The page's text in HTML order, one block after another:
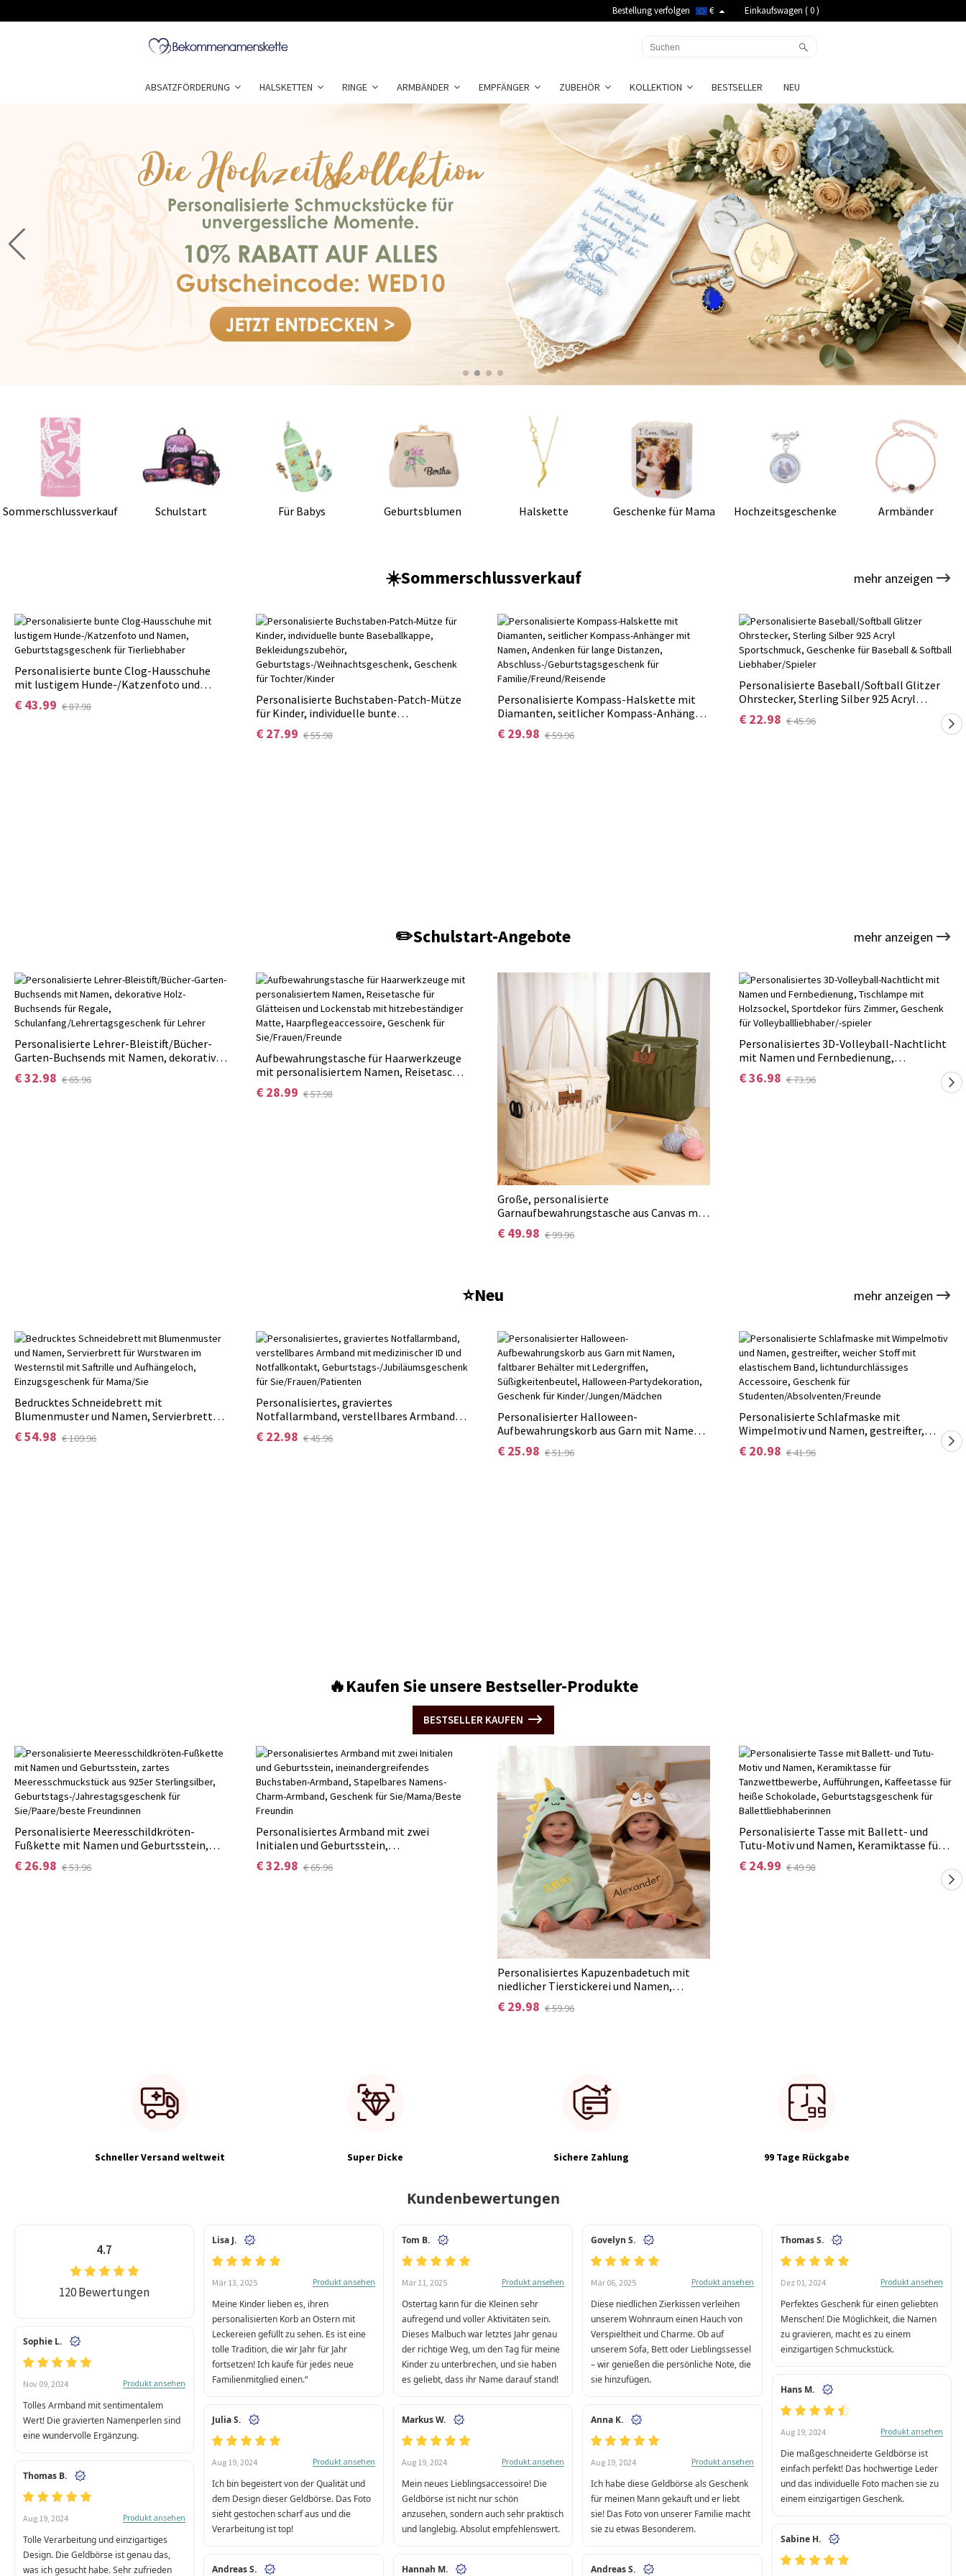
Bestellung verfolgen € Einkaufswagen (0)
ABSATZFÖRDERUNG HALSKETTEN RINGE ARMBÄNDER EMPFÄNGER ZUBEHÖR KOLLEKTION BESTSELLER NEU
Sommerschlussverkauf Schulstart Für Babys Geburtsblumen Halskette Geschenke für Mama Hochzeitsgeschenke Armbänder
☀️Sommerschlussverkauf mehr anzeigen
Personalisierte bunte Clog-Hausschuhe
mit lustigem Hunde-/Katzenfoto und
Namen, Geburtstagsgeschenk für
Tierliebhaber
€ 43.99 € 87.98
Personalisierte Buchstaben-Patch-Mütze
für Kinder, individuelle bunte
Baseballkappe, Bekleidungszubehör,
Geburtstags-/Weihnachtsgeschenk,
€ 27.99 € 55.98
Personalisierte Kompass-Halskette mit
Diamanten, seitlicher Kompass-Anhänger
mit Namen, Andenken für lange Distanzen,
Abschluss-/Geburtstagsgeschenk für
€ 29.98 € 59.96
Personalisierte Baseball/Softball Glitzer
Ohrstecker, Sterling Silber 925 Acryl
Sportschmuck, Geschenke für Baseball &
Softball Liebhaber/Spieler
€ 22.98 € 45.96
✏️Schulstart-Angebote mehr anzeigen
Personalisierte Lehrer-Bleistift/Bücher-
Garten-Buchsends mit Namen, dekorative
Holz-Buchsends für Regale,
Schulanfang/Lehrertagsgeschenk für
€ 32.98 € 65.96
Aufbewahrungstasche für Haarwerkzeuge
mit personalisiertem Namen, Reisetasche
für Glätteisen und Lockenstab mit
hitzebeständiger Matte,
€ 28.99 € 57.98
Große, personalisierte
Garnaufbewahrungstasche aus Canvas mit
Monogramm, Nadelfächern und Tragegriff
– ideales Geburtstagsgeschenk für
€ 49.98 € 99.96
Personalisiertes 3D-Volleyball-Nachtlicht
mit Namen und Fernbedienung,
Tischlampe mit Holzsockel, Sportdekor
fürs Zimmer, Geschenk für
€ 36.98 € 73.96
⭐Neu mehr anzeigen
Bedrucktes Schneidebrett mit
Blumenmuster und Namen, Servierbrett
für Wurstwaren im Westernstil mit Saftrille
und Aufhängeloch, Einzugsgeschenk für
€ 54.98 € 109.96
Personalisiertes, graviertes
Notfallarmband, verstellbares Armband
mit medizinischer ID und Notfallkontakt,
Geburtstags-/Jubiläumsgeschenk für
€ 22.98 € 45.96
Personalisierter Halloween-
Aufbewahrungskorb aus Garn mit Namen,
faltbarer Behälter mit Ledergriffen,
Süßigkeitenbeutel, Halloween-
€ 25.98 € 51.96
Personalisierte Schlafmaske mit
Wimpelmotiv und Namen, gestreifter,
weicher Stoff mit elastischem Band,
lichtundurchlässiges Accessoire, Geschenk
€ 20.98 € 41.96
🔥Kaufen Sie unsere Bestseller-Produkte
BESTSELLER KAUFEN
Personalisierte Meeresschildkröten-
Fußkette mit Namen und Geburtsstein,
zartes Meeresschmuckstück aus 925er
Sterlingsilber,
€ 26.98 € 53.96
Personalisiertes Armband mit zwei
Initialen und Geburtsstein,
ineinandergreifendes Buchstaben-
Armband, Stapelbares Namens-Charm-
€ 32.98 € 65.96
Personalisiertes Kapuzenbadetuch mit
niedlicher Tierstickerei und Namen,
unverzichtbares Badeaccessoire für
Sommer und Pool, Geschenk zur
€ 29.98 € 59.96
Personalisierte Tasse mit Ballett- und
Tutu-Motiv und Namen, Keramiktasse für
Tanzwettbewerbe, Aufführungen,
Kaffeetasse für heiße Schokolade,
€ 24.99 € 49.98
Schneller Versand weltweit Super Dicke Sichere Zahlung 99 Tage Rückgabe
Kundenbewertungen
4.7
120 Bewertungen
Lisa J.
Mär 13, 2025 Produkt ansehen
Meine Kinder lieben es, ihren
personalisierten Korb an Ostern mit
Leckereien gefüllt zu sehen. Es ist eine
tolle Tradition, die wir Jahr für Jahr
fortsetzen! Ich kaufe für jedes neue
Familienmitglied einen.“
Tom B.
Mär 11, 2025 Produkt ansehen
Ostertag kann für die Kleinen sehr
aufregend und voller Aktivitäten sein.
Dieses Malbuch war letztes Jahr genau
der richtige Weg, um den Tag für meine
Kinder zu unterbrechen, und sie haben
es geliebt, dass ihr Name darauf stand!
Govelyn S.
Mär 06, 2025 Produkt ansehen
Diese niedlichen Zierkissen verleihen
unserem Wohnraum einen Hauch von
Verspieltheit und Charme. Ob auf
unserem Sofa, Bett oder Lieblingssessel
– wir genießen die persönliche Note, die
sie hinzufügen.
Thomas S.
Dez 01, 2024 Produkt ansehen
Perfektes Geschenk für einen geliebten
Menschen! Die Möglichkeit, die Namen
zu gravieren, macht es zu einem
einzigartigen Schmuckstück.
Sophie L.
Nov 09, 2024 Produkt ansehen
Tolles Armband mit sentimentalem
Wert! Die gravierten Namenperlen sind
eine wundervolle Ergänzung.
Hans M.
Aug 19, 2024 Produkt ansehen
Die maßgeschneiderte Geldbörse ist
einfach perfekt! Das hochwertige Leder
und das individuelle Foto machen sie zu
einem einzigartigen Geschenk.
Julia S.
Aug 19, 2024 Produkt ansehen
Ich bin begeistert von der Qualität und
dem Design dieser Geldbörse. Das Foto
sieht gestochen scharf aus und die
Verarbeitung ist top!
Markus W.
Aug 19, 2024 Produkt ansehen
Mein neues Lieblingsaccessoire! Die
Geldbörse ist nicht nur schön
anzusehen, sondern auch sehr praktisch
und langlebig. Absolut empfehlenswert.
Anna K.
Aug 19, 2024 Produkt ansehen
Ich habe diese Geldbörse als Geschenk
für meinen Mann gekauft und er liebt
sie! Das Foto von unserer Familie macht
sie zu etwas Besonderem.
Thomas B.
Aug 19, 2024 Produkt ansehen
Tolle Verarbeitung und einzigartiges
Design. Die Geldbörse ist genau das,
was ich gesucht habe. Sehr zufrieden
Sabine H.
Andreas S. Hannah M. Andreas S.